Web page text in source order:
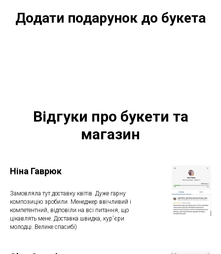
Додати подарунок до букета
Відгуки про букети та
магазин
Ніна Гаврюк
Замовляла тут доставку квітів. Дуже гарну
композицію зробили. Менеджер ввічливий і
компетентний, відповіли на всі питання, що
цікавлять мене. Доставка швидка, кур'єри
молодці. Велике спасибі)